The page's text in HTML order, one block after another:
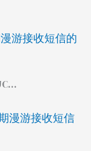
游接收短信的
漫游接收短信